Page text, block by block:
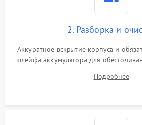
2. Разборка и
Аккуратное вскрытие корпуса и
шлейфа аккумулятора для
высохшей термопасты с
Подробнее